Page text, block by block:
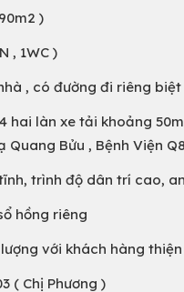
)
, 1WC )
, có đường đi riêng
hai làn xe tải khoảng
Quang Bửu , Bệnh Viện
trình độ dân trí cao,
hồng riêng
với khách hàng
( Chị Phương )